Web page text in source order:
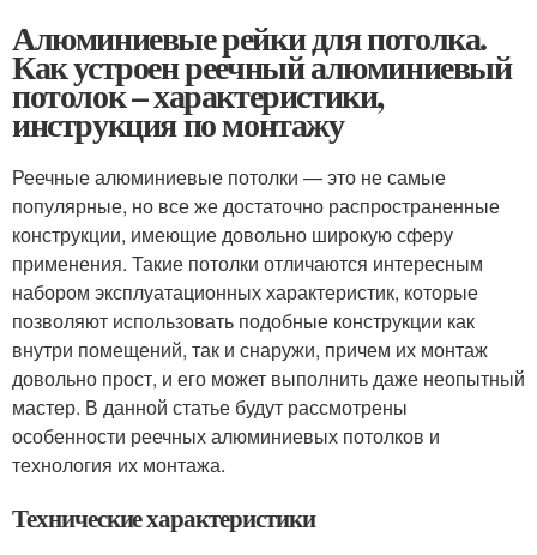
Алюминиевые рейки для потолка.
Как устроен реечный алюминиевый
потолок – характеристики,
инструкция по монтажу
Реечные алюминиевые потолки — это не самые
популярные, но все же достаточно распространенные
конструкции, имеющие довольно широкую сферу
применения. Такие потолки отличаются интересным
набором эксплуатационных характеристик, которые
позволяют использовать подобные конструкции как
внутри помещений, так и снаружи, причем их монтаж
довольно прост, и его может выполнить даже неопытный
мастер. В данной статье будут рассмотрены
особенности реечных алюминиевых потолков и
технология их монтажа.
Технические характеристики